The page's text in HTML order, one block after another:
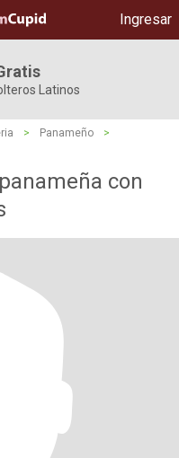
Ingresar
Latinos
> Panameño
>
con